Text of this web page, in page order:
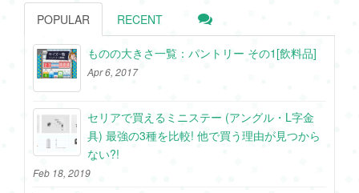
POPULAR RECENT
ものの大きさ一覧：パントリー その1[飲料品]
Apr 6, 2017
セリアで買えるミニステー (アングル・L字金
具) 最強の3種を比較! 他で買う理由が見つから
ない?!
Feb 18, 2019